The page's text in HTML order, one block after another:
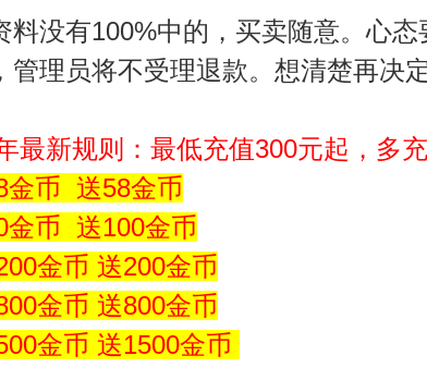
料没有100%中的，买卖随意。心
管理员将不受理退款。想清楚再决
最新规则：最低充值300元起，多
金币 送58金币
金币 送100金币
金币 送200金币
金币 送800金币
金币 送1500金币